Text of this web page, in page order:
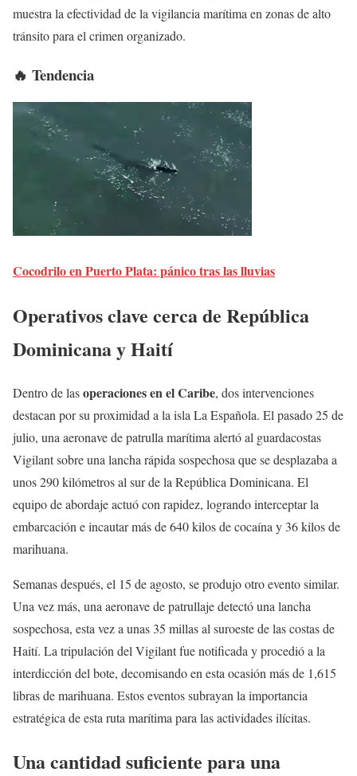
muestra la efectividad de la vigilancia marítima en zonas de alto
tránsito para el crimen organizado.
🔥 Tendencia
Cocodrilo en Puerto Plata: pánico tras las lluvias
Operativos clave cerca de República
Dominicana y Haití
Dentro de lasoperaciones en el Caribe, dos intervenciones
destacan por su proximidad a la isla La Española. El pasado 25 de
julio, una aeronave de patrulla marítima alertó al guardacostas
Vigilant sobre una lancha rápida sospechosa que se desplazaba a
unos 290 kilómetros al sur de la República Dominicana. El
equipo de abordaje actuó con rapidez, logrando interceptar la
embarcación e incautar más de 640 kilos de cocaína y 36 kilos de
marihuana.
Semanas después, el 15 de agosto, se produjo otro evento similar.
Una vez más, una aeronave de patrullaje detectó una lancha
sospechosa, esta vez a unas 35 millas al suroeste de las costas de
Haití. La tripulación del Vigilant fue notificada y procedió a la
interdicción del bote, decomisando en esta ocasión más de 1,615
libras de marihuana. Estos eventos subrayan la importancia
estratégica de esta ruta marítima para las actividades ilícitas.
Una cantidad suficiente para una